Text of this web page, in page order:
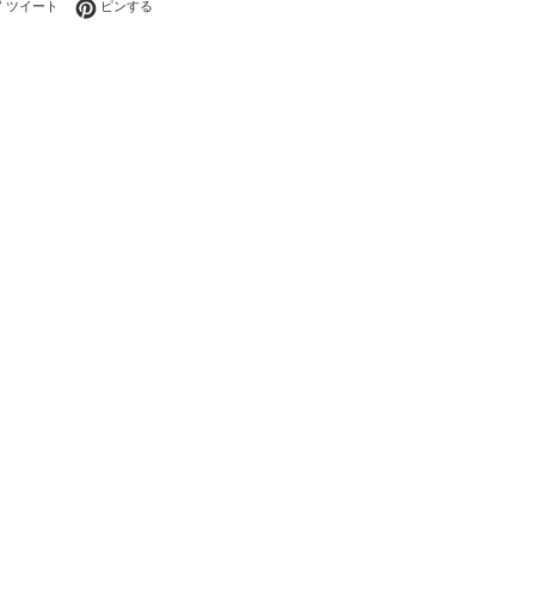
でシェアする
ツイート Twitterに投稿する
ピンする